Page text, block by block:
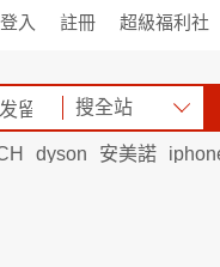
登入 註冊 超級福利社
搜全站
dyson 安美諾